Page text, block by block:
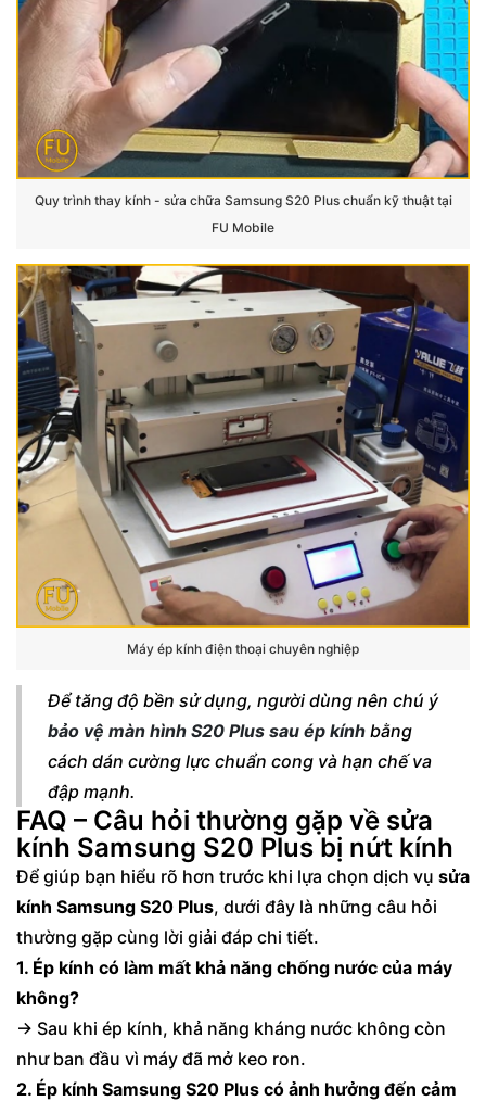
Quy trình thay kính - sửa chữa Samsung S20 Plus chuẩn kỹ thuật tại
FU Mobile
Máy ép kính điện thoại chuyên nghiệp
Để tăng độ bền sử dụng, người dùng nên chú ý
bảo vệ màn hình S20 Plus sau ép kính bằng
cách dán cường lực chuẩn cong và hạn chế va
đập mạnh.
FAQ – Câu hỏi thường gặp về sửa
kính Samsung S20 Plus bị nứt kính
Để giúp bạn hiểu rõ hơn trước khi lựa chọn dịch vụ sửa
kính Samsung S20 Plus, dưới đây là những câu hỏi
thường gặp cùng lời giải đáp chi tiết.
1. Ép kính có làm mất khả năng chống nước của máy
không?
→ Sau khi ép kính, khả năng kháng nước không còn
như ban đầu vì máy đã mở keo ron.
2. Ép kính Samsung S20 Plus có ảnh hưởng đến cảm